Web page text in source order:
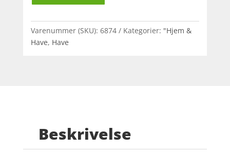
Varenummer (SKU): 6874 Kategorier: "Hjem &
Have, Have
Beskrivelse